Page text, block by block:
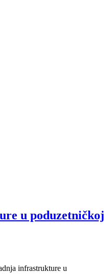
u poduzetničkoj
infrastrukture u